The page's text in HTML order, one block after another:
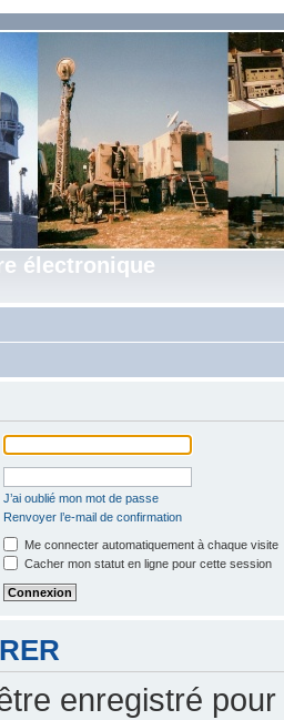
électronique
J’ai oublié mon mot de passe
Renvoyer l’e-mail de confirmation
Me connecter automatiquement à chaque visite
Cacher mon statut en ligne pour cette session
enregistré